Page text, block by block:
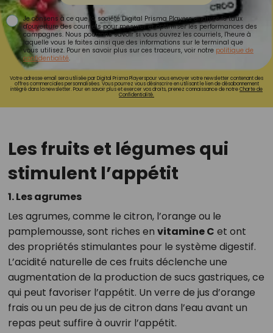
Je consens à ce que la société Digital Prisma Players analyse le taux
d'ouverture des courriels pour mesurer et optimiser les performances des
campagnes. Nous pourrons savoir si vous ouvrez les courriels, l'heure à
laquelle vous le faites ainsi que des informations sur le terminal que
vous utilisez. Pour en savoir plus sur ces traceurs, voir notre politique de
confidentialité.
Votre adresse email sera utilisée par Digital Prisma Playerspour vous envoyer votre newsletter contenant des
offres commerciales personnalisées. Vous pourrez vous désinscrire en utilisant le lien de désabonnement
intégré dans la newsletter. Pour en savoir plus et exercer vos droits, prenez connaissance de notreCharte de
Confidentialité.
Les fruits et légumes qui
stimulent l’appétit
1. Les agrumes
Les agrumes, comme le citron, l’orange ou le
pamplemousse, sont riches en vitamine C et ont
des propriétés stimulantes pour le système digestif.
L’acidité naturelle de ces fruits déclenche une
augmentation de la production de sucs gastriques, ce
qui peut favoriser l’appétit. Un verre de jus d’orange
frais ou un peu de jus de citron dans l’eau avant un
repas peut suffire à ouvrir l’appétit.